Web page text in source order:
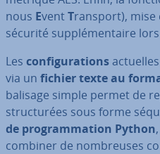
nous EventTransport),
sécurité sup­plé­men­taire
Les con­fi­gu­ra­tions
via un fichier texte au
balisage simple permet de
struc­tu­rées sous forme
de pro­gram­ma­tion Python
combiner de nom­breuses